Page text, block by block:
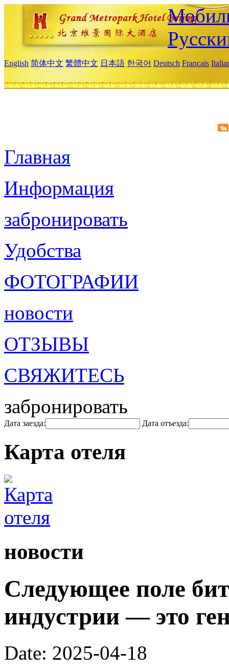
English 简体中文 繁體中文 日本語 한국어 Deutsch Français
Главная
Информация
забронировать
Удобства
ФОТОГРАФИИ
новости
ОТЗЫВЫ
СВЯЖИТЕСЬ
забронировать
Дата заезда: Дата отъезда:
Карта отеля
новости
Следующее поле
индустрии — это
Date: 2025-04-18